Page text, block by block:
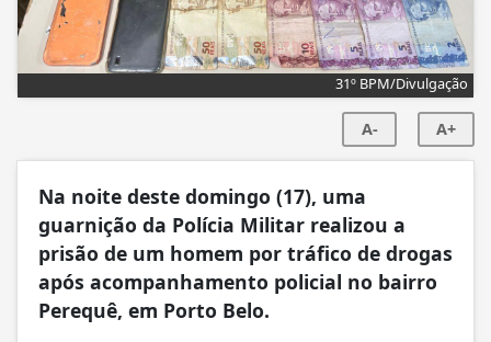
31º BPM/Divulgação
A- A+
Na noite deste domingo (17), uma
guarnição da Polícia Militar realizou a
prisão de um homem por tráfico de drogas
após acompanhamento policial no bairro
Perequê, em Porto Belo.